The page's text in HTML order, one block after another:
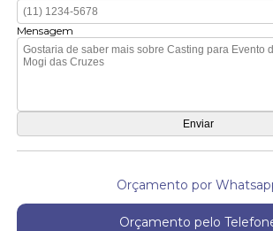
Mensagem
Orçamento por
Orçamento pelo